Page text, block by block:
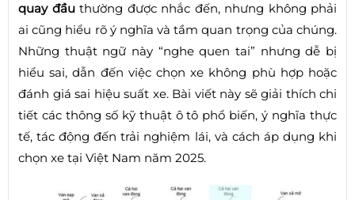
quay đầuthường được nhắc đến, nhưng không phải
ai cũng hiểu rõ ý nghĩa và tầm quan trọng của chúng.
Những thuật ngữ này “nghe quen tai” nhưng dễ bị
hiểu sai, dẫn đến việc chọn xe không phù hợp hoặc
đánh giá sai hiệu suất xe. Bài viết này sẽ giải thích chi
tiết các thông số kỹ thuật ô tô phổ biến, ý nghĩa thực
tế, tác động đến trải nghiệm lái, và cách áp dụng khi
chọn xe tại Việt Nam năm 2025.